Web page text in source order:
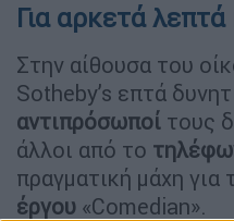
Για αρκετά λεπτά
Στην αίθουσα του
Sotheby’s επτά
αντιπρόσωποί τους
άλλοι από το
πραγματική μάχη
έργου «Comedian».